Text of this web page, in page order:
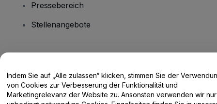
Pressebereich
Stellenangebote
Hilfe-Center / Kontakt
Indem Sie auf „Alle zulassen“ klicken, stimmen Sie der
von Cookies zur Verbesserung der Funktionalität und
Marketingrelevanz der Website zu. Ansonsten verwenden wir nur